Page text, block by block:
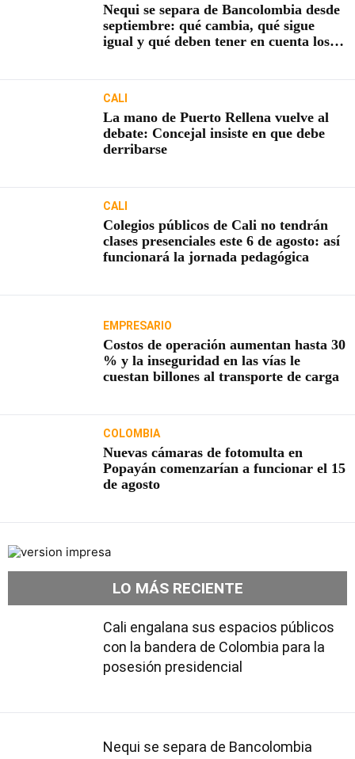
Nequi se separa de Bancolombia desde
septiembre: qué cambia, qué sigue
igual y qué deben tener en cuenta los
CALI
La mano de Puerto Rellena vuelve al
debate: Concejal insiste en que debe
derribarse
CALI
Colegios públicos de Cali no tendrán
clases presenciales este 6 de agosto: así
funcionará la jornada pedagógica
EMPRESARIO
Costos de operación aumentan hasta 30
% y la inseguridad en las vías le
cuestan billones al transporte de carga
COLOMBIA
Nuevas cámaras de fotomulta en
Popayán comenzarían a funcionar el 15
de agosto
LO MÁS RECIENTE
Cali engalana sus espacios públicos
con la bandera de Colombia para la
posesión presidencial
Nequi se separa de Bancolombia